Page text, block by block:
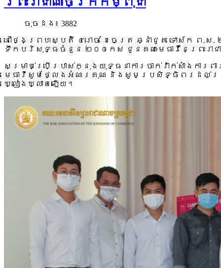
ព្រះរាជាណាចក្រកម្ពុជា
ចុច​ដង៖ 3882
នៅថ្ងៃព្រហស្បតិ៍ ៤រោច ខែចេត្រ ឆ្នាំជូត ទោស័ក ព
ទឹកបរិសុទ្ធចំនួន ២០០កេស ជូនគណៈមេធាវីនៃព្រះរាជ
សម្រាប់ប្រើប្រាស់ក្នុងយុទ្ធនាការចាក់វ៉ាក់សាំងការ
មេធាវីសូមថ្លែងអំណរគុណ និងសូមប្រសិទ្ធិពរដល់ក្រុ
ឃ្លៀងឃ្លាតឡើយ។